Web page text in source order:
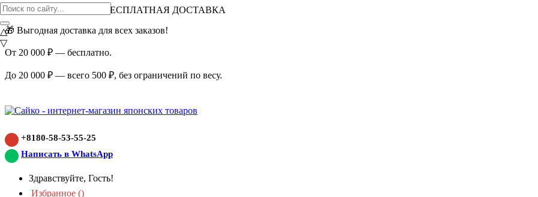
ВНИМАНИЕ АКЦИЯ!
БЕСПЛАТНАЯ ДОСТАВКА
🎁 Выгодная доставка для всех заказов!
От 20 000 ₽ — бесплатно.
До 20 000 ₽ — всего 500 ₽, без ограничений по весу.
+8180-58-53-55-25
Написать в WhatsApp
Здравствуйте, Гость!
Избранное ()
△
▽